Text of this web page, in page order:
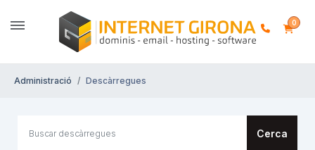
0
Administració Descàrregues
Cerca